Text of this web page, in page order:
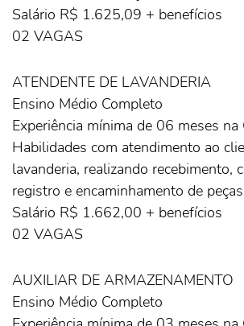
Salário R$ 1.625,09 + benefícios
02 VAGAS
ATENDENTE DE LAVANDERIA
Ensino Médio Completo
Experiência mínima de 06 meses na
Habilidades com atendimento ao
lavanderia, realizando recebimento,
registro e encaminhamento de
Salário R$ 1.662,00 + benefícios
02 VAGAS
AUXILIAR DE ARMAZENAMENTO
Ensino Médio Completo